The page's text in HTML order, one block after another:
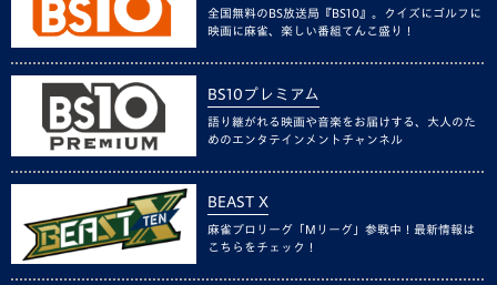
全国無料のBS放送局『BS10』。クイズにゴルフに
映画に麻雀、楽しい番組てんこ盛り！
BS10プレミアム
語り継がれる映画や音楽をお届けする、大人のた
めのエンタテインメントチャンネル
BEAST X
麻雀プロリーグ「Mリーグ」参戦中！最新情報は
こちらをチェック！